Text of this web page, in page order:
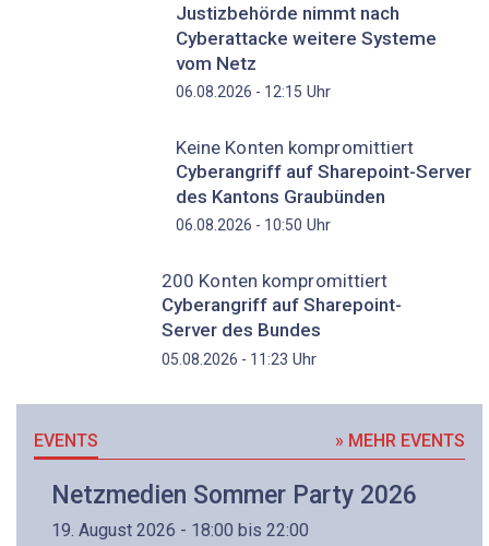
Justizbehörde nimmt nach
Cyberattacke weitere Systeme
vom Netz
06.08.2026 - 12:15 Uhr
Keine Konten kompromittiert
Cyberangriff auf Sharepoint-Server
des Kantons Graubünden
06.08.2026 - 10:50 Uhr
200 Konten kompromittiert
Cyberangriff auf Sharepoint-
Server des Bundes
05.08.2026 - 11:23 Uhr
EVENTS » MEHR EVENTS
Netzmedien Sommer Party 2026
19. August 2026 - 18:00 bis 22:00